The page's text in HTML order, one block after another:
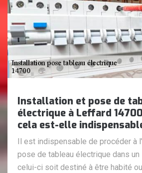
Installation et pose de
électrique à Leffard
cela est-elle
Il est indispensable de procéder à
pose de tableau électrique dans un
celui-ci soit destiné à être habité